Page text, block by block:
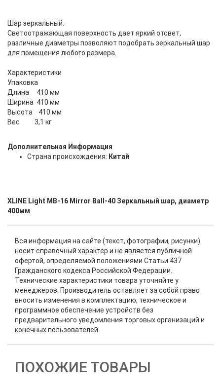
Шар зеркальный.
Светоотражающая поверхность дает яркий отсвет,
различные диаметры позволяют подобрать зеркальный шар
для помещения любого размера.
Характеристики
Упаковка
Длина 410 мм
Ширина 410 мм
Высота 410 мм
Вес 3,1 кг
Дополнительная Информация
Страна происхождения: Китай
XLINE Light MB-16 Mirror Ball-40 Зеркальный шар, диаметр
400мм
Вся информация на сайте (текст, фотографии, рисунки)
носит справочный характер и не является публичной
офертой, определяемой положениями Статьи 437
Гражданского кодекса Российской Федерации.
Технические характеристики товара уточняйте у
менеджеров. Производитель оставляет за собой право
вносить изменения в комплектацию, техническое и
программное обеспечение устройств без
предварительного уведомления торговых организаций и
конечных пользователей.
ПОХОЖИЕ ТОВАРЫ